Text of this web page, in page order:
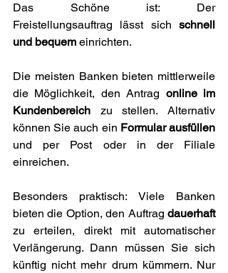
Das Schöne ist: Der
Freistellungsauftrag lässt sich schnell
und bequem einrichten.
Die meisten Banken bieten mittlerweile
die Möglichkeit, den Antrag online im
Kundenbereich zu stellen. Alternativ
können Sie auch ein Formular ausfüllen
und per Post oder in der Filiale
einreichen.
Besonders praktisch: Viele Banken
bieten die Option, den Auftrag dauerhaft
zu erteilen, direkt mit automatischer
Verlängerung. Dann müssen Sie sich
künftig nicht mehr drum kümmern. Nur